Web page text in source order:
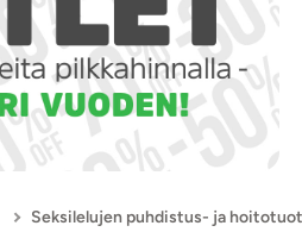
Seksilelujen puhdistus- ja